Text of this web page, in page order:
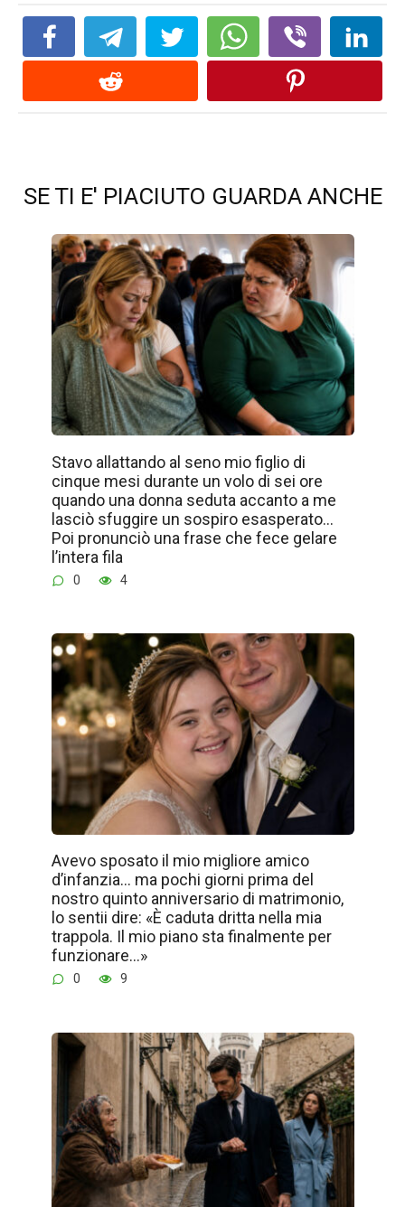
SE TI E' PIACIUTO GUARDA ANCHE
Stavo allattando al seno mio figlio di
cinque mesi durante un volo di sei ore
quando una donna seduta accanto a me
lasciò sfuggire un sospiro esasperato…
Poi pronunciò una frase che fece gelare
l’intera fila
0 4
Avevo sposato il mio migliore amico
d’infanzia… ma pochi giorni prima del
nostro quinto anniversario di matrimonio,
lo sentii dire: «È caduta dritta nella mia
trappola. Il mio piano sta finalmente per
funzionare…»
0 9